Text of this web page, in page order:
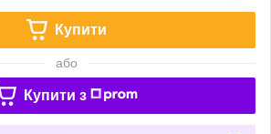
Купити
або
Купити з